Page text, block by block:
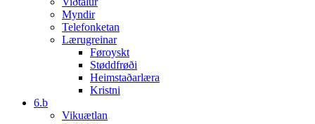
Myndir
Telefonketan
Lærugreinar
Føroyskt
Støddfrøði
Heimstaðarlæra
Kristni
6.b
Vikuætlan